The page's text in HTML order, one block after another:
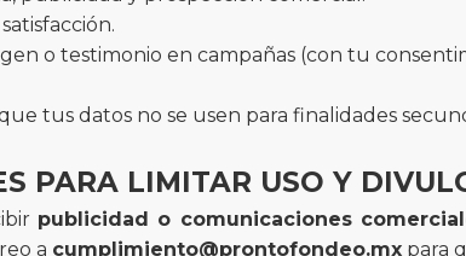
o testimonio en campañas (con tu
tus datos no se usen para finalidades
PARA LIMITAR USO Y
publicidad o comunicaciones
a cumplimiento@prontofondeo.mx para